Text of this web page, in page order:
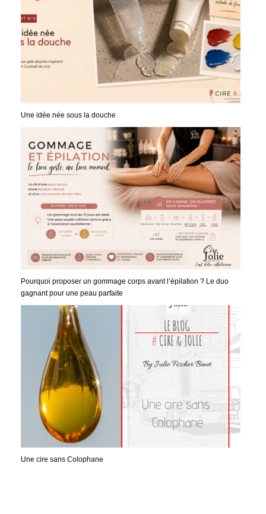
Une idée née sous la douche
Pourquoi proposer un gommage corps avant l’épilation ? Le duo
gagnant pour une peau parfaite
Une cire sans Colophane